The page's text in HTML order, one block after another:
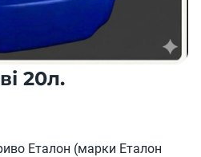
20л.
Еталон (марки Еталон